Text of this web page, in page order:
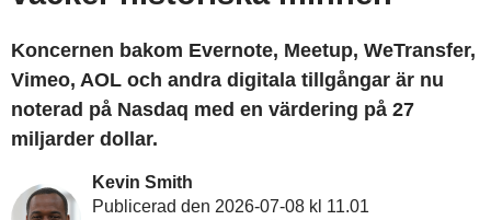
Koncernen bakom Evernote, Meetup, WeTransfer,
Vimeo, AOL och andra digitala tillgångar är nu
noterad på Nasdaq med en värdering på 27
miljarder dollar.
Kevin Smith
Publicerad den 2026-07-08 kl 11.01